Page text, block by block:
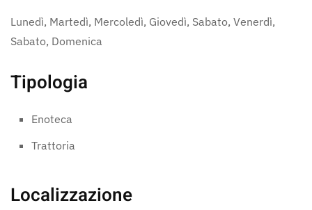
Lunedì, Martedì, Mercoledì, Giovedì, Sabato, Venerdì,
Sabato, Domenica
Tipologia
Enoteca
Trattoria
Localizzazione